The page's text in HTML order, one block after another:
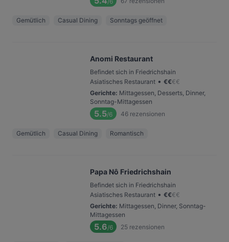
Gemütlich Casual Dining Sonntags geöffnet
Anomi Restaurant
Befindet sich in Friedrichshain
Asiatisches Restaurant • €€€€
Gerichte: Mittagessen, Desserts, Dinner,
Sonntag-Mittagessen
5.5/6 46 rezensionen
Gemütlich Casual Dining Romantisch
Papa Nô Friedrichshain
Befindet sich in Friedrichshain
Asiatisches Restaurant • €€€€
Gerichte: Mittagessen, Dinner, Sonntag-
Mittagessen
5.6/6 25 rezensionen